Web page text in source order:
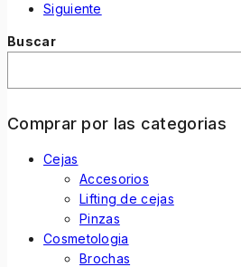
Siguiente
Buscar
Comprar por las categorias
Cejas
Accesorios
Lifting de cejas
Pinzas
Cosmetologia
Brochas